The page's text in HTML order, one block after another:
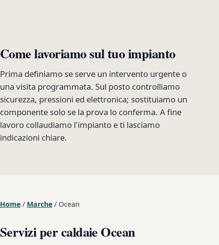
Come lavoriamo sul tuo impianto
Prima definiamo se serve un intervento urgente o
una visita programmata. Sul posto controlliamo
sicurezza, pressioni ed elettronica; sostituiamo un
componente solo se la prova lo conferma. A fine
lavoro collaudiamo l'impianto e ti lasciamo
indicazioni chiare.
Home / Marche / Ocean
Servizi per caldaie Ocean